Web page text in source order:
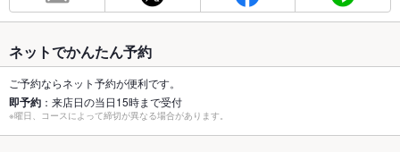
最大宴会収
12人(着席時最大12名。ご要望ございましたらお気軽にお問合
個室 なし
座敷 なし
掘りごたつ なし
ネットでかんたん予約
ご予約ならネット予約が便利です。
即予約 ：来店日の当日15時まで受付
※曜日、コースによって締切が異なる場合があります。